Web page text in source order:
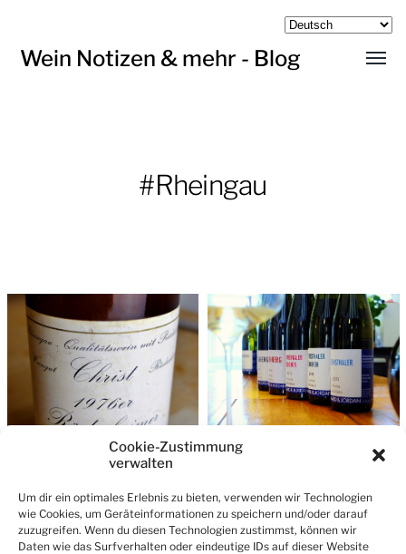
Cookie-Zustimmung
verwalten
Um dir ein optimales Erlebnis zu bieten, verwenden wir Technologien
wie Cookies, um Geräteinformationen zu speichern und/oder darauf
zuzugreifen. Wenn du diesen Technologien zustimmst, können wir
Daten wie das Surfverhalten oder eindeutige IDs auf dieser Website
Wein Notizen & mehr - Blog
Menü
#Rheingau